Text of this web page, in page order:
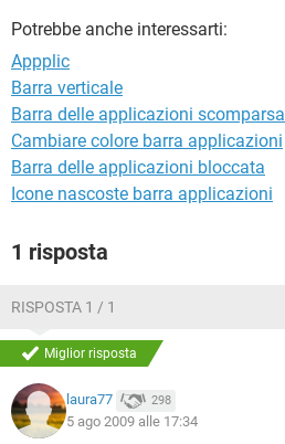
Potrebbe anche interessarti:
Appplic
Barra verticale
Barra delle applicazioni scomparsa
Cambiare colore barra applicazioni
Barra delle applicazioni bloccata
Icone nascoste barra applicazioni
1 risposta
RISPOSTA 1 / 1
Miglior risposta
laura77 298
5 ago 2009 alle 17:34